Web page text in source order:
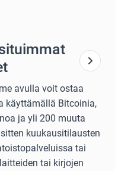
avulla voit ostaa
käyttämällä Bitcoinia,
ja yli 200 muuta
kuukausitilausten
tai
tai kirjojen